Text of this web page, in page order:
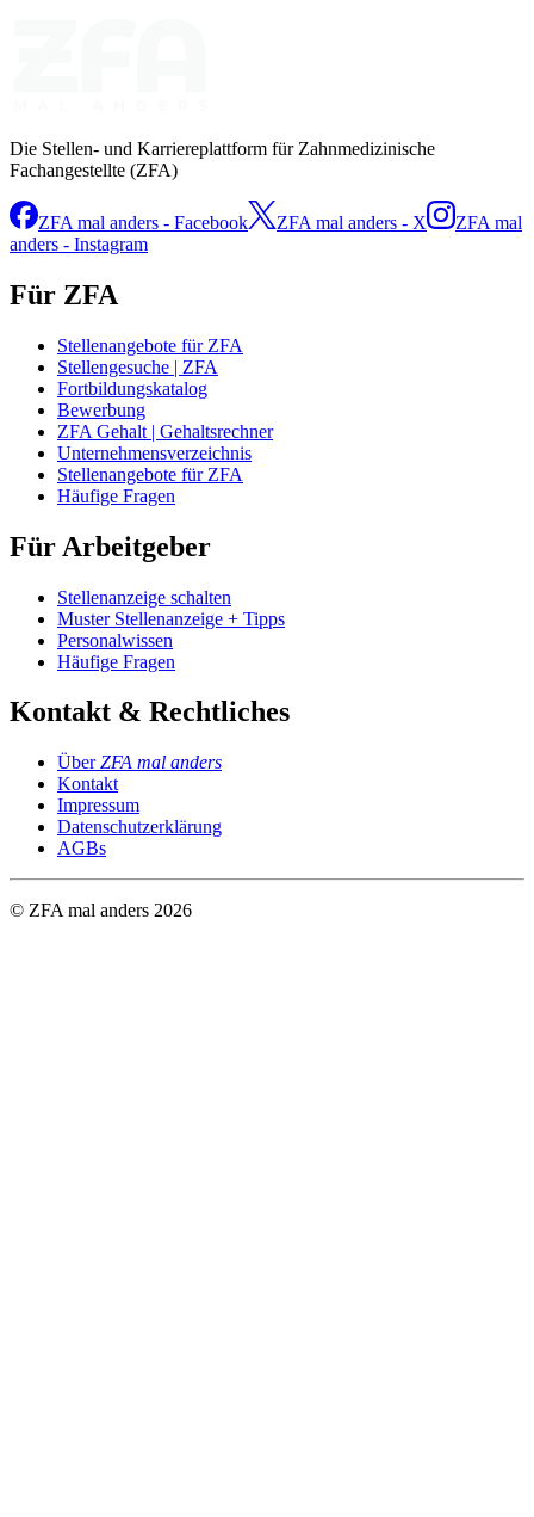
Die Stellen- und Karriereplattform für Zahnmedizinische
Fachangestellte (ZFA)
ZFA mal anders - Facebook ZFA mal anders - X
ZFA mal
anders - Instagram
Für ZFA
Stellenangebote für ZFA
Stellengesuche | ZFA
Fortbildungskatalog
Bewerbung
ZFA Gehalt | Gehaltsrechner
Unternehmensverzeichnis
Stellenangebote für ZFA
Häufige Fragen
Für Arbeitgeber
Stellenanzeige schalten
Muster Stellenanzeige + Tipps
Personalwissen
Häufige Fragen
Kontakt & Rechtliches
ÜberZFA mal anders
Kontakt
Impressum
Datenschutzerklärung
AGBs
© ZFA mal anders 2026